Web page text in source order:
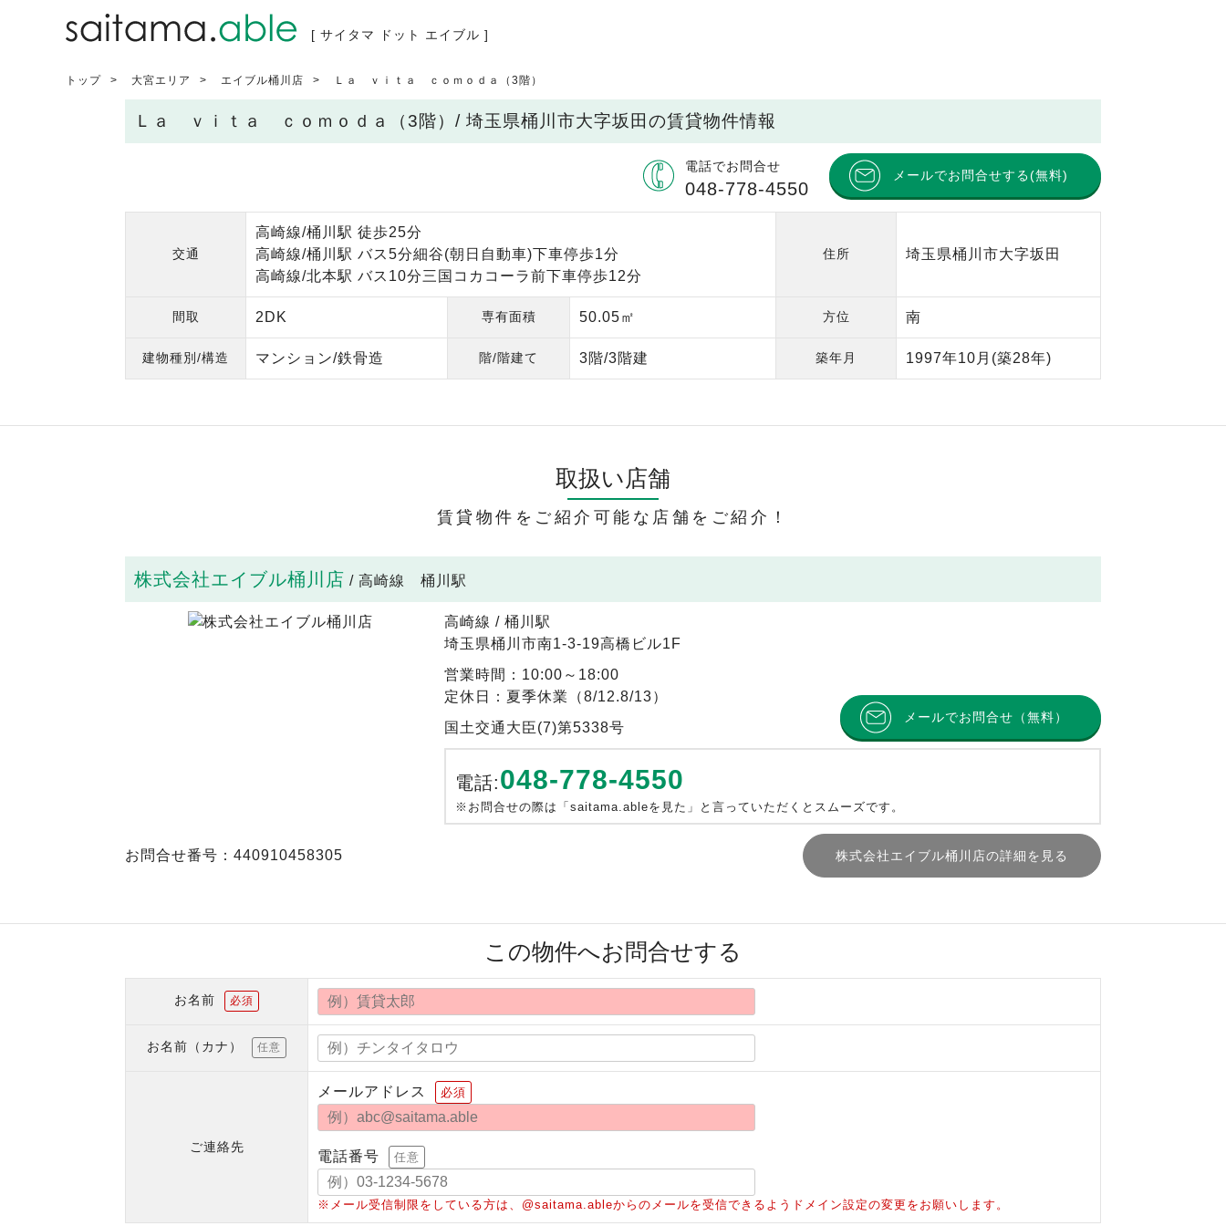
[ サイタマ ドット エイブル ]
トップ 大宮エリア エイブル桶川店 Ｌａ ｖｉｔａ ｃｏｍｏｄａ（3階）
Ｌａ ｖｉｔａ ｃｏｍｏｄａ（3階）/ 埼玉県桶川市大字坂田の賃貸物件情報
電話でお問合せ
048-778-4550
メールでお問合せする(無料)
交通
高崎線/桶川駅 徒歩25分
高崎線/桶川駅 バス5分細谷(朝日自動車)下車停歩1分
高崎線/北本駅 バス10分三国コカコーラ前下車停歩12分
住所 埼玉県桶川市大字坂田
間取 2DK 専有面積 50.05㎡ 方位 南
建物種別/構造 マンション/鉄骨造 階/階建て 3階/3階建 築年月 1997年10月 (築28年)
取扱い店舗
賃貸物件をご紹介可能な店舗をご紹介！
株式会社エイブル桶川店 / 高崎線 桶川駅
高崎線 / 桶川駅
埼玉県桶川市南1-3-19高橋ビル1F
営業時間：10:00～18:00
定休日：夏季休業（8/12.8/13）
国土交通大臣(7)第5338号
メールでお問合せ（無料）
電話:048-778-4550
※お問合せの際は「saitama.ableを見た」と言っていただくとスムーズです。
お問合せ番号：440910458305 株式会社エイブル桶川店の詳細を見る
この物件へお問合せする
お名前 必須
お名前（カナ） 任意
ご連絡先
メールアドレス 必須
電話番号 任意
※メール受信制限をしている方は、@saitama.ableからのメールを受信できるようドメイン設定の変更をお願いします。